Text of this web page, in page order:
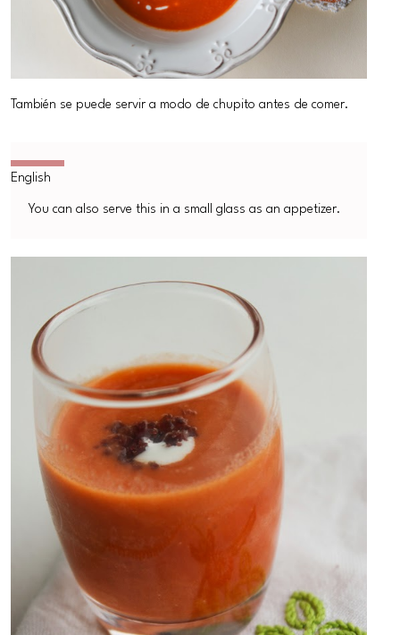
También se puede servir a modo de chupito antes de comer.
You can also serve this in a small glass as an appetizer.